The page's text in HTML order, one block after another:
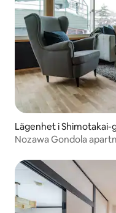
Lägenhet i Shimotakai-
Nozawa Gondola